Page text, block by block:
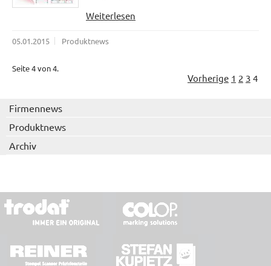
Weiterlesen
05.01.2015 Produktnews
Seite 4 von 4.
Vorherige 1 2 3 4
Firmennews
Produktnews
Archiv